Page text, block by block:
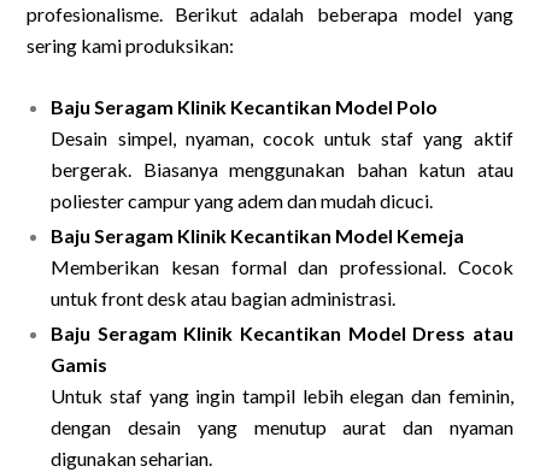
profesionalisme. Berikut adalah beberapa model yang
sering kami produksikan:
Baju Seragam Klinik Kecantikan Model Polo
Desain simpel, nyaman, cocok untuk staf yang aktif
bergerak. Biasanya menggunakan bahan katun atau
poliester campur yang adem dan mudah dicuci.
Baju Seragam Klinik Kecantikan Model Kemeja
Memberikan kesan formal dan professional. Cocok
untuk front desk atau bagian administrasi.
Baju Seragam Klinik Kecantikan Model Dress atau
Gamis
Untuk staf yang ingin tampil lebih elegan dan feminin,
dengan desain yang menutup aurat dan nyaman
digunakan seharian.